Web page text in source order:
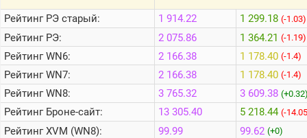
Информация
Онлайн
Цветовая
шкала
Теlegram
ВК
РейтингРЭ старый:
РейтингРЭ:
РейтингWN6:
РейтингWN7:
РейтингWN8:
РейтингБроне-сайт:
РейтингXVM (WN8):
1 914.22
2 075.86
2 166.38
2 166.38
3 765.32
13 305.40
99.99
1 299.18 (-1.03)
1 364.21 (-1.19)
1 178.40 (-1.4)
1 178.40 (-1.4)
3 609.38
5 218.44 (-
99.62 (+0)